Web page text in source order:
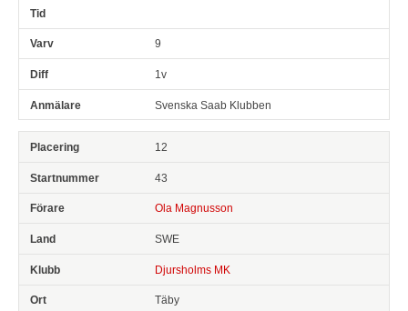
9
1v
Svenska Saab Klubben
12
43
Ola Magnusson
SWE
Djursholms MK
Täby